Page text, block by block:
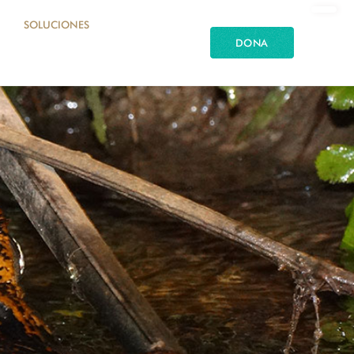
SOLUCIONES
DONA